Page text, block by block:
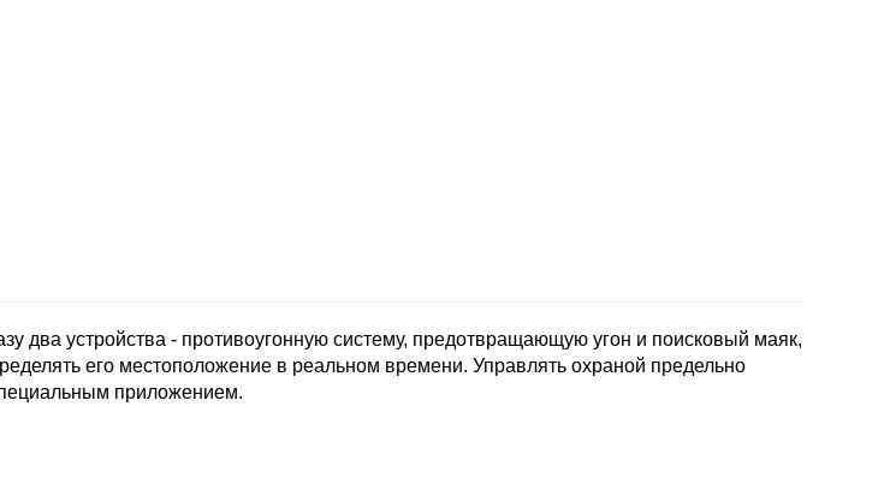
два устройства - противоугонную систему, предотвращающую угон и поисковый маяк,
его местоположение в реальном времени. Управлять охраной предельно
приложением.